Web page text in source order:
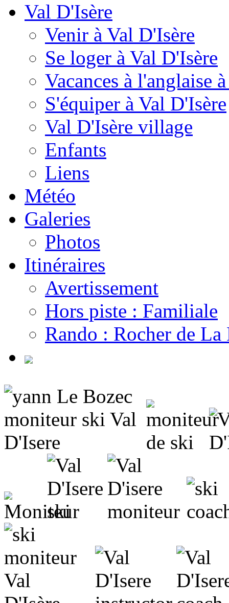
Val D'Isère
Venir à Val D'Isère
Se loger à Val D'Isère
Vacances à l'anglaise
S'équiper à Val D'Isère
Val D'Isère village
Enfants
Liens
Météo
Galeries
Photos
Itinéraires
Avertissement
Hors piste : Familiale
Rando : Rocher de La